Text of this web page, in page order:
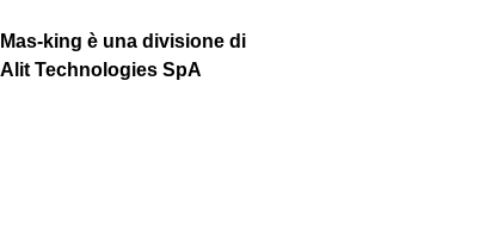
Mas-king è una divisione di
Alit Technologies SpA